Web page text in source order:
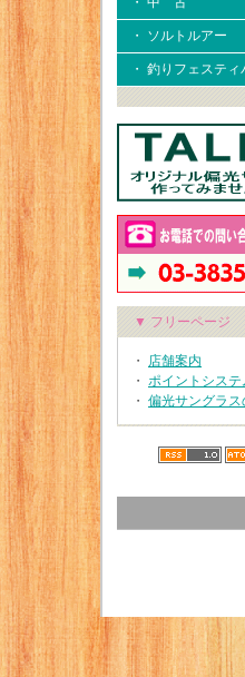
・ ソルトルアー
・ 釣りフェスティ
▼ フリーページ
・ 店舗案内
・ ポイントシステ
・ 偏光サングラス